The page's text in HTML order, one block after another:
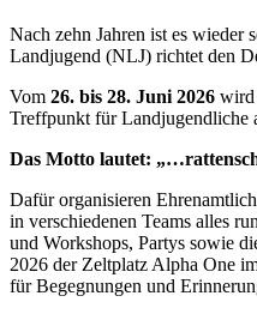
Nach zehn Jahren ist es wieder
Landjugend (NLJ) richtet den
Vom 26. bis 28. Juni 2026 wird
Treffpunkt für Landjugendliche
Das Motto lautet:
Dafür organisieren
in verschiedenen Teams alles
und Workshops, Partys sowie
2026 der Zeltplatz Alpha One
für Begegnungen und